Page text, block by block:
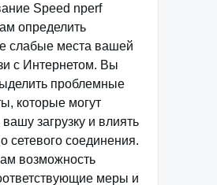
Speed nperf
определить
слабые места вашей
с Интернетом. Вы
проблемные
которые могут
загрузку и влиять
сетевого соединения.
возможность
меры и